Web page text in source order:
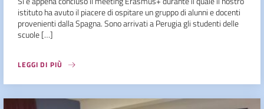
istituto ha avuto il piacere di ospitare un gruppo di alunni e docenti
provenienti dalla Spagna. Sono arrivati a Perugia gli studenti delle
scuole […]
LEGGI DI PIÙ